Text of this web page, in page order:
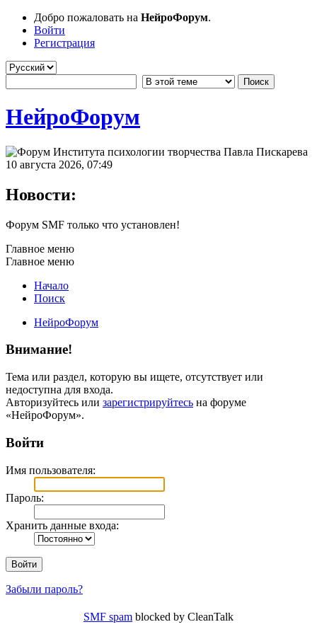
Добро пожаловать на НейроФорум.
Войти
Регистрация
НейроФорум
10 августа 2026, 07:49
Новости:
Форум SMF только что установлен!
Главное меню
Главное меню
Начало
Поиск
НейроФорум
Внимание!
Тема или раздел, которую вы ищете, отсутствует или
недоступна для входа.
Авторизуйтесь или зарегистрируйтесь на форуме
«НейроФорум».
Войти
Имя пользователя:
Пароль:
Хранить данные входа:
Забыли пароль?
SMF spam blocked by CleanTalk